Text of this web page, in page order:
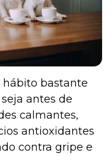
bastante
antes de
calmantes,
antioxidantes
contra gripe e